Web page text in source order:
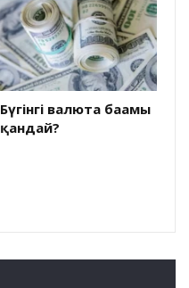
Бүгінгі валюта бағамы
қандай?